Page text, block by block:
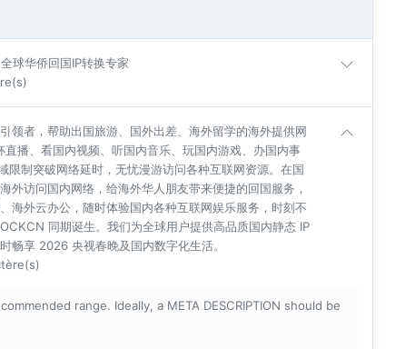
球华侨回国IP转换专家
领者，帮助出国旅游、国外出差、海外留学的海外提供网
播、看国内视频、听国内音乐、玩国内游戏、办国内事
限制突破网络延时，无忧漫游访问各种互联网资源。在国
访问国内网络，给海外华人朋友带来便捷的回国服务，
海外云办公，随时体验国内各种互联网娱乐服务，时刻不
同期诞生。我们为全球用户提供高品质国内静态 IP
畅享 2026 央视春晚及国内数字化生活。
range. Ideally, a META DESCRIPTION should be